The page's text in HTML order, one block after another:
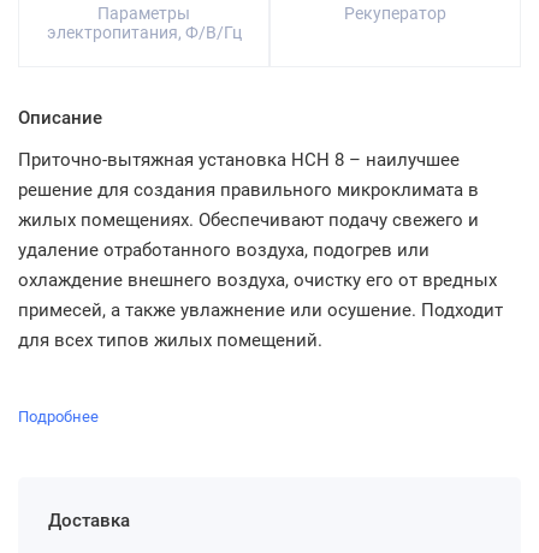
Параметры
электропитания, Ф/В/Гц
Рекуператор
Описание
Приточно-вытяжная установка HCH 8 – наилучшее
решение для создания правильного микроклимата в
жилых помещениях. Обеспечивают подачу свежего и
удаление отработанного воздуха, подогрев или
охлаждение внешнего воздуха, очистку его от вредных
примесей, а также увлажнение или осушение. Подходит
для всех типов жилых помещений.
Подробнее
Доставка